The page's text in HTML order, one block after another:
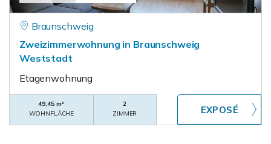
Braunschweig
Zweizimmerwohnung in Braunschweig
Weststadt
Etagenwohnung
49,45 m²
WOHNFLÄCHE
2
ZIMMER